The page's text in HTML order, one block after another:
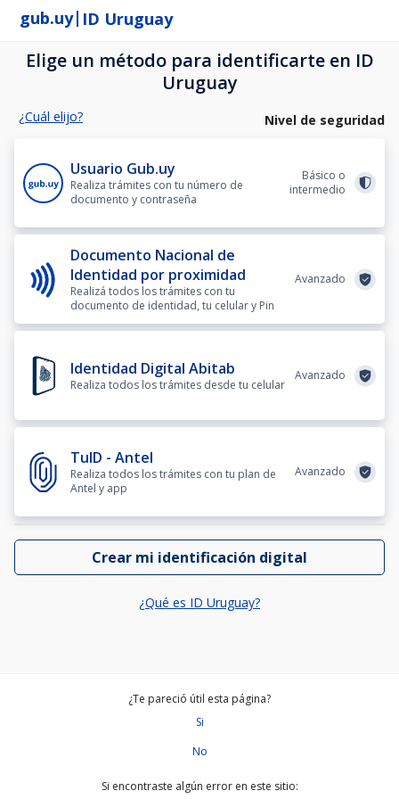
gub.uy| ID Uruguay
Elige un método para identificarte en ID
Uruguay
¿Cuál elijo? Nivel de seguridad
Usuario Gub.uy
Realiza trámites con tu número de
documento y contraseña
Básico o
intermedio
Documento Nacional de
Identidad por proximidad
Realizá todos los trámites con tu
documento de identidad, tu celular y Pin
Avanzado
Identidad Digital Abitab
Realiza todos los trámites desde tu celular
Avanzado
TuID - Antel
Realiza todos los trámites con tu plan de
Antel y app
Avanzado
Crear mi identificación digital
¿Qué es ID Uruguay?
¿Te pareció útil esta página?
Si
No
Si encontraste algún error en este sitio: